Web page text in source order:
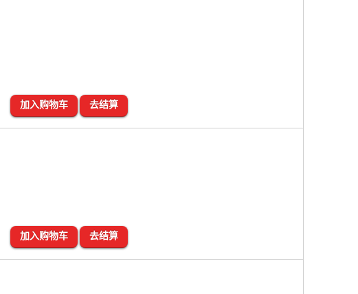
加入购物车 去结算
加入购物车 去结算